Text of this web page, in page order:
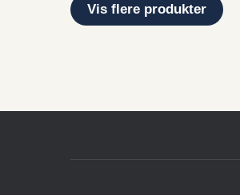
Vis flere produkter